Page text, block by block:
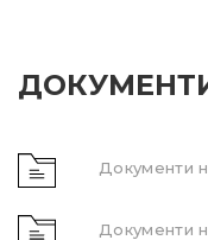
Документи
Документи